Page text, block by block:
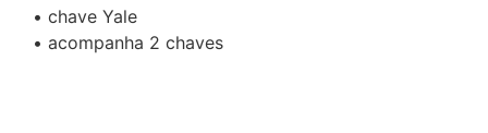
• chave Yale
• acompanha 2 chaves